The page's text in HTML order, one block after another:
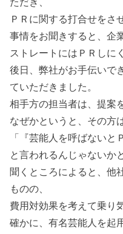
ＰＲに関する打合せをさ
事情をお聞きすると、企
ストレートにはＰＲしに
後日、弊社がお手伝いで
ていただきました。
相手方の担当者は、提案
なぜかというと、その方
「『芸能人を呼ばないと
と言われるんじゃないか
聞くところによると、他
ものの、
費用対効果を考えて乗り
確かに、有名芸能人を起